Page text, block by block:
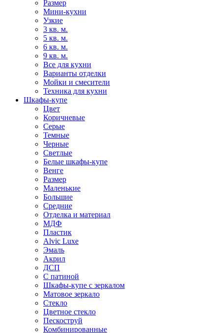
Размер
Мини-кухни
Узкие
3 кв. м.
5 кв. м.
6 кв. м.
9 кв. м.
Все для кухни
Варианты отделки
Мойки и смесители
Техника для кухни
Шкафы-купе
Цвет
Коричневые
Серые
Темные
Черные
Светлые
Белые шкафы-купе
Венге
Размер
Маленькие
Большие
Средние
Отделка и материал
МДФ
Пластик
Alvic Luxe
Эмаль
Акрил
ДСП
С патиной
Шкафы-купе с зеркалом
Матовое зеркало
Стекло
Цветное стекло
Пескоструй
Комбинированные